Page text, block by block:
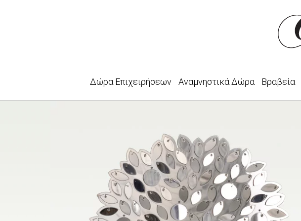
Δώρα Επιχειρήσεων Αναμνηστικά Δώρα Βραβεία